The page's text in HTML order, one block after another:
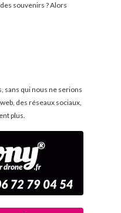
souvenirs ? Alors
sans qui nous ne serions
des réseaux sociaux,
plus.